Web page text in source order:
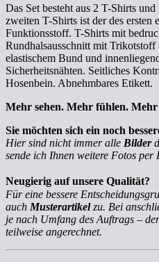
Das Set besteht aus 2 T-Shirts
zweiten T-Shirts ist der des ersten
Funktionsstoff. T-Shirts mit
Rundhalsausschnitt mit
elastischem Bund und
Sicherheitsnähten. Seitliches
Hosenbein. Abnehmbares Etikett.
Mehr sehen. Mehr fühlen. Mehr
Sie möchten sich ein noch
Hier sind nicht immer alle Bilder
sende ich Ihnen weitere Fotos per
Neugierig auf unsere Qualität?
Für eine bessere
auch Musterartikelzu. Bei
je nach Umfang des Auftrags –
teilweise angerechnet.